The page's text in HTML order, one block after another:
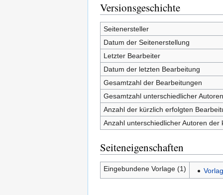
Versionsgeschichte
Seitenersteller
Datum der Seitenerstellung
Letzter Bearbeiter
Datum der letzten Bearbeitung
Gesamtzahl der Bearbeitungen
Gesamtzahl unterschiedlicher Autoren
Anzahl der kürzlich erfolgten
Anzahl unterschiedlicher Autoren
Seiteneigenschaften
Eingebundene Vorlage (1)